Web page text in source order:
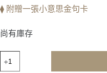
⧫ 附贈一張小意思金句卡
尚有庫存
Rich